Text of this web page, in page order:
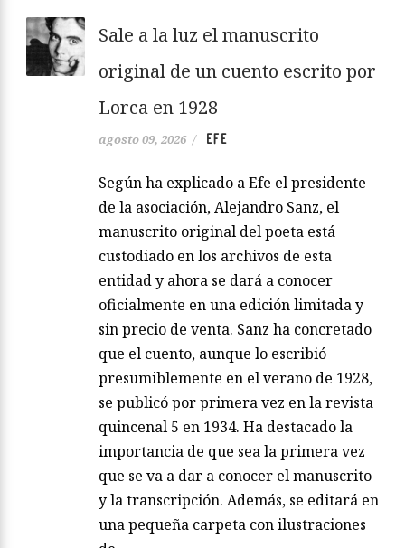
Sale a la luz el manuscrito
original de un cuento escrito por
Lorca en 1928
agosto 09, 2026 / EFE
Según ha explicado a Efe el presidente
de la asociación, Alejandro Sanz, el
manuscrito original del poeta está
custodiado en los archivos de esta
entidad y ahora se dará a conocer
oficialmente en una edición limitada y
sin precio de venta. Sanz ha concretado
que el cuento, aunque lo escribió
presumiblemente en el verano de 1928,
se publicó por primera vez en la revista
quincenal 5 en 1934. Ha destacado la
importancia de que sea la primera vez
que se va a dar a conocer el manuscrito
y la transcripción. Además, se editará en
una pequeña carpeta con ilustraciones